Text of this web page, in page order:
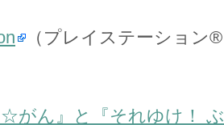
（プレイステーショ
☆がん』と『それゆけ！